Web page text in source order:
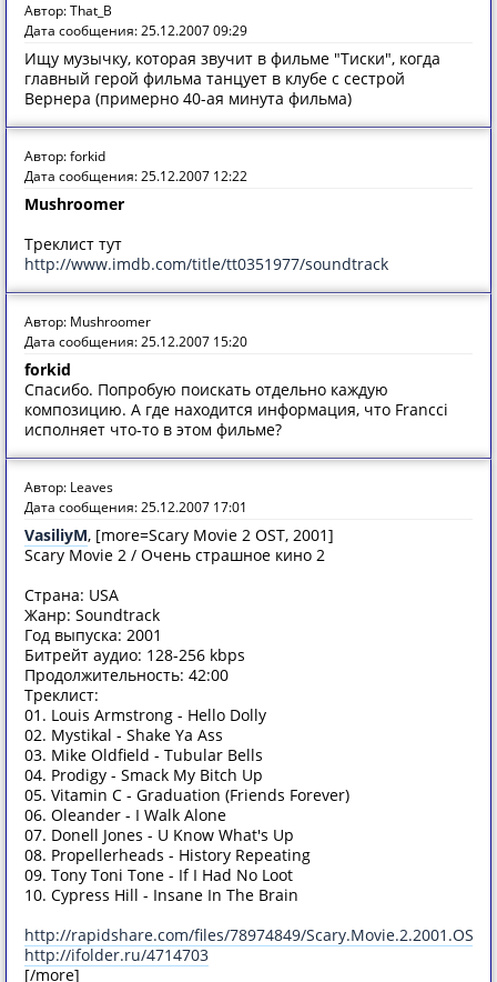
Автор: That_B
Дата сообщения: 25.12.2007 09:29
Ищу музычку, которая звучит в фильме "Тиски", когда
главный герой фильма танцует в клубе с сестрой
Вернера (примерно 40-ая минута фильма)
Автор: forkid
Дата сообщения: 25.12.2007 12:22
Mushroomer
Треклист тут
http://www.imdb.com/title/tt0351977/soundtrack
Автор: Mushroomer
Дата сообщения: 25.12.2007 15:20
forkid
Спасибо. Попробую поискать отдельно каждую
композицию. А где находится информация, что Francci
исполняет что-то в этом фильме?
Автор: Leaves
Дата сообщения: 25.12.2007 17:01
VasiliyM, [more=Scary Movie 2 OST, 2001]
Scary Movie 2 / Очень страшное кино 2
Страна: USA
Жанр: Soundtrack
Год выпуска: 2001
Битрейт аудио: 128-256 kbps
Продолжительность: 42:00
Треклист:
01. Louis Armstrong - Hello Dolly
02. Mystikal - Shake Ya Ass
03. Mike Oldfield - Tubular Bells
04. Prodigy - Smack My Bitch Up
05. Vitamin C - Graduation (Friends Forever)
06. Oleander - I Walk Alone
07. Donell Jones - U Know What's Up
08. Propellerheads - History Repeating
09. Tony Toni Tone - If I Had No Loot
10. Cypress Hill - Insane In The Brain
http://rapidshare.com/files/78974849/
http://ifolder.ru/4714703
[/more]